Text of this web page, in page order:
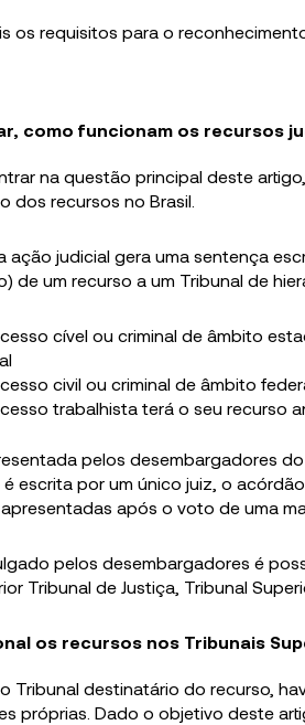
os requisitos para o
como funcionam os recursos
na questão principal deste
dos recursos no Brasil.
ação judicial gera uma sentença
de um recurso a um Tribunal de
cível ou criminal de âmbito
civil ou criminal de âmbito
trabalhista terá o seu recurso
pelos desembargadores
escrita por um único juiz, o
após o voto de uma
pelos desembargadores é
Tribunal de Justiça, Tribunal
os recursos nos Tribunais
Tribunal destinatário do recurso,
próprias. Dado o objetivo deste